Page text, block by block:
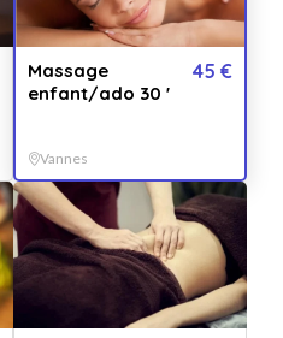
Expédié en 24h jours ouvrés
+ délais de la poste.
Acheter
chez nos 786 établissements
:
200€ 250€
Massage
enfant/ado 30 '
45 €
Vannes